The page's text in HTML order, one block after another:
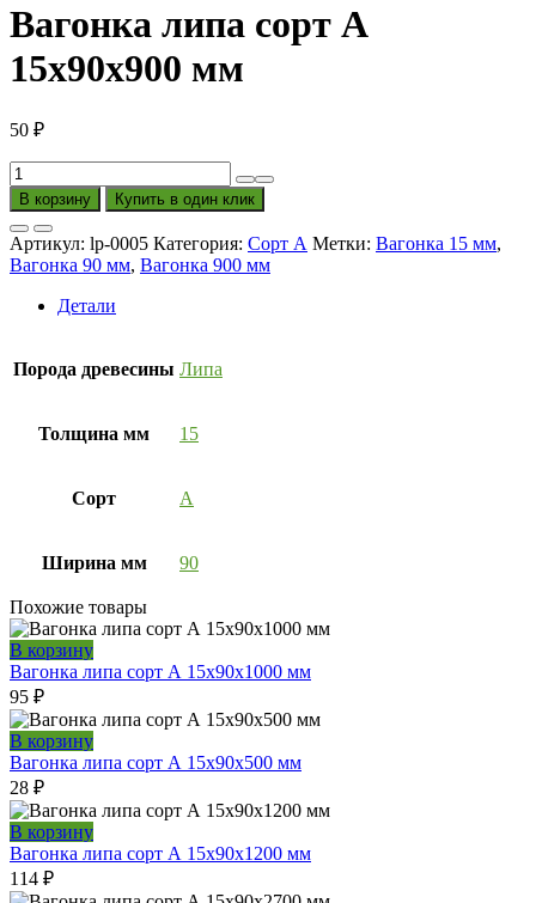
Вагонка липа сорт А
15x90x900 мм
50 ₽
Количество
товара
Вагонка
липа
сорт
А
15x90x900
В корзину Купить в один клик
Артикул: lp-0005 Категория: Сорт А Метки: Вагонка 15 мм,
Вагонка 90 мм, Вагонка 900 мм
Детали
Порода древесины Липа
Толщина мм 15
Сорт А
Ширина мм 90
Похожие товары
В корзину
Вагонка липа сорт А 15x90x1000 мм
95 ₽
В корзину
Вагонка липа сорт А 15x90x500 мм
28 ₽
В корзину
Вагонка липа сорт А 15x90x1200 мм
114 ₽